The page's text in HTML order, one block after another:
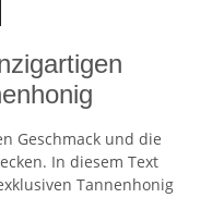
Geschmack und die
In diesem Text
Tannenhonig